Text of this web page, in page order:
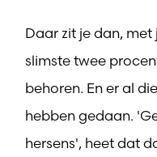
Daar zit je dan,
slimste twee
behoren. En er al
hebben gedaan.
hersens', heet dat